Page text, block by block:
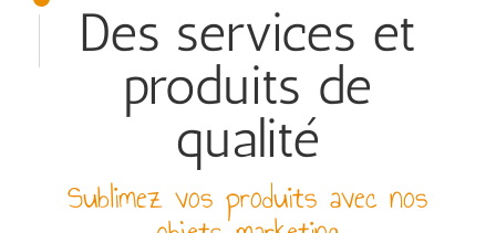
Des services et
produits de
qualité
Sublimez vos produits avec nos